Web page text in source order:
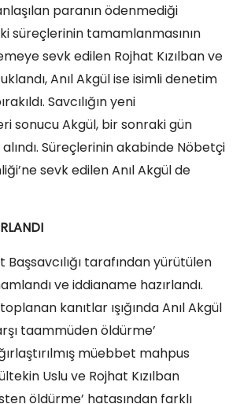
paranın ödenmediği
süreçlerinin tamamlanmasının
sevk edilen Rojhat Kızılban ve
Anıl Akgül ise isimli denetim
Savcılığın yeni
sonucu Akgül, bir sonraki gün
Süreçlerinin akabinde Nöbetçi
sevk edilen Anıl Akgül de
tarafından yürütülen
ve iddianame hazırlandı.
kanıtlar ışığında Anıl Akgül
taammüden öldürme’
müebbet mahpus
Uslu ve Rojhat Kızılban
öldürme’ hatasından farklı